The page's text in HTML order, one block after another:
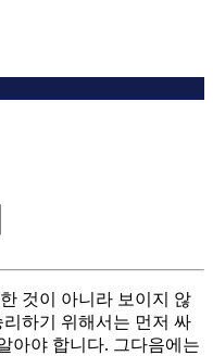
것이 아니라 보이지 않
하기 위해서는 먼저 싸
아야 합니다. 그다음에는